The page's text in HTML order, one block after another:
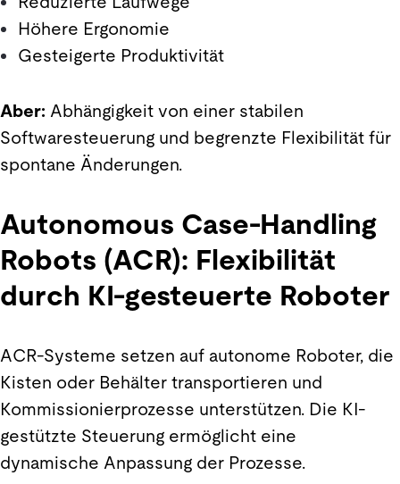
Höhere Ergonomie
Gesteigerte Produktivität
Aber: Abhängigkeit von einer stabilen
Softwaresteuerung und begrenzte Flexibilität für
spontane Änderungen.
Autonomous Case-Handling
Robots (ACR): Flexibilität
durch KI-gesteuerte Roboter
ACR-Systeme setzen auf autonome Roboter, die
Kisten oder Behälter transportieren und
Kommissionierprozesse unterstützen. Die KI-
gestützte Steuerung ermöglicht eine
dynamische Anpassung der Prozesse.